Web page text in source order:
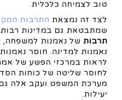
טוב לצמיחה כלכלית.
לצד זה נמצאת התרבות
שמתבטאת גם במדינות רבות
תרבות של נאמנות למשפחה,
נאמנות למדינה. חוסר
לראות במרכזי הפשע של
לחוסר שליטה של כוחות
מערכת המשפט ועקב אלה
יעילות.